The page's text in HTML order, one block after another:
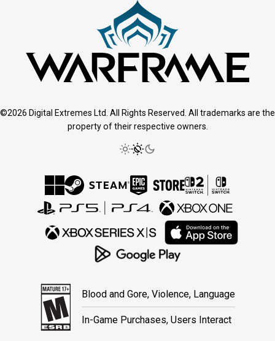
©2026 Digital Extremes Ltd. All Rights Reserved. All trademarks are the
property of their respective owners.
Blood and Gore, Violence, Language
In-Game Purchases, Users Interact